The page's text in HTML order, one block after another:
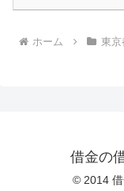
ホーム 東京
借金の
© 2014 借